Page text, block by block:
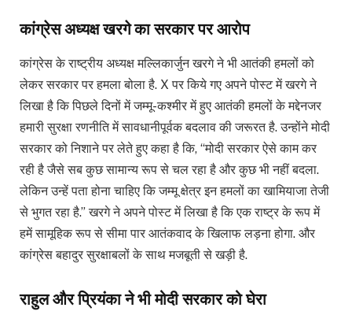
कांग्रेस अध्यक्ष खरगे का सरकार पर आरोप
कांग्रेस के राष्ट्रीय अध्यक्ष मल्लिकार्जुन खरगे ने भी आतंकी हमलों को
लेकर सरकार पर हमला बोला है. X पर किये गए अपने पोस्ट में खरगे ने
लिखा है कि पिछले दिनों में जम्मू-कश्मीर में हुए आतंकी हमलों के मद्देनजर
हमारी सुरक्षा रणनीति में सावधानीपूर्वक बदलाव की जरूरत है. उन्होंने मोदी
सरकार को निशाने पर लेते हुए कहा है कि, “मोदी सरकार ऐसे काम कर
रही है जैसे सब कुछ सामान्य रूप से चल रहा है और कुछ भी नहीं बदला.
लेकिन उन्हें पता होना चाहिए कि जम्मू क्षेत्र इन हमलों का खामियाजा तेजी
से भुगत रहा है.” खरगे ने अपने पोस्ट में लिखा है कि एक राष्ट्र के रूप में
हमें सामूहिक रूप से सीमा पार आतंकवाद के खिलाफ लड़ना होगा. और
कांग्रेस बहादुर सुरक्षाबलों के साथ मजबूती से खड़ी है.
राहुल और प्रियंका ने भी मोदी सरकार को घेरा